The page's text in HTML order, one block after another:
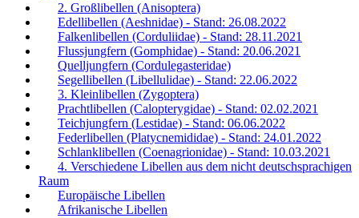
2. Großlibellen (Anisoptera)
Edellibellen (Aeshnidae) - Stand: 26.08.2022
Falkenlibellen (Corduliidae) - Stand: 28.11.2021
Flussjungfern (Gomphidae) - Stand: 20.06.2021
Quelljungfern (Cordulegasteridae)
Segellibellen (Libellulidae) - Stand: 22.06.2022
3. Kleinlibellen (Zygoptera)
Prachtlibellen (Calopterygidae) - Stand: 02.02.2021
Teichjungfern (Lestidae) - Stand: 06.06.2022
Federlibellen (Platycnemididae) - Stand: 24.01.2022
Schlanklibellen (Coenagrionidae) - Stand: 10.03.2021
4. Verschiedene Libellen aus dem nicht deutschsprachigen
Raum
Europäische Libellen
Afrikanische Libellen